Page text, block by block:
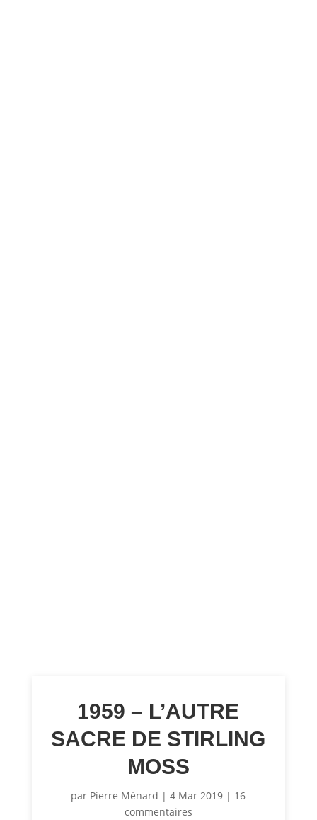
1959 – L’AUTRE
SACRE DE STIRLING
MOSS
par Pierre Ménard |4 Mar 2019 | 16
commentaires